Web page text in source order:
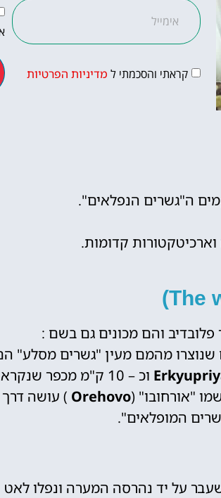
זולה?
לחצו
פה!
קראתי והסכמתי ל מדיניות הפרטיות
ה"גשרים הנפלאים".
וארכיטקטורות קדומות.
מהמם מעין "גשרים מסלע"
וכ – 10 ק"מ מכפר שנקרא
"אורחובו" (Orehovo ) עושה דרך
המופלאים".
על יד נהרסה המערה ונפלו לאט